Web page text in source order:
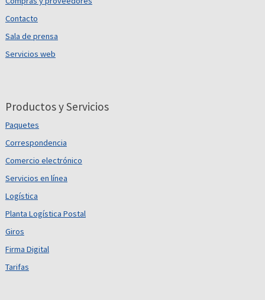
Contacto
Sala de prensa
Servicios web
Productos y Servicios
Paquetes
Correspondencia
Comercio electrónico
Servicios en línea
Logística
Planta Logística Postal
Giros
Firma Digital
Tarifas